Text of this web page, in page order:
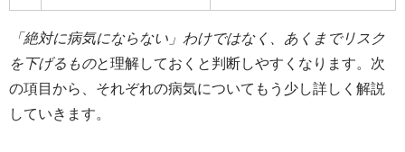
「絶対に病気にならない」わけではなく、あくまでリスク
を下げるものと理解しておくと判断しやすくなります。次
の項目から、それぞれの病気についてもう少し詳しく解説
していきます。